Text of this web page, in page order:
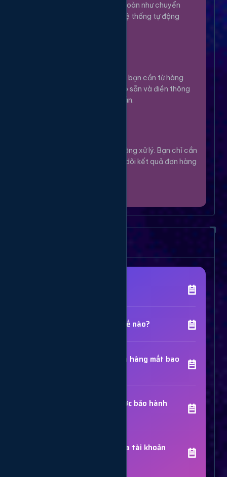
phương thức an toàn như chuyển
khoản, Momo... Hệ thống tự động
Lựa chọn dịch vụ bạn cần từ hàng
ngàn tùy chọn có sẵn và điền thông
tin theo hướng dẫn.
Hệ thống sẽ tự động xử lý. Bạn chỉ cần
thư giãn và theo dõi kết quả đơn hàng
Chất lượng dịch vụ như thế nào?
Thời gian hoàn thành đơn hàng mất bao
Các dịch vụ đã mua có được bảo hành
Sử dụng dịch vụ có bị khóa tài khoản